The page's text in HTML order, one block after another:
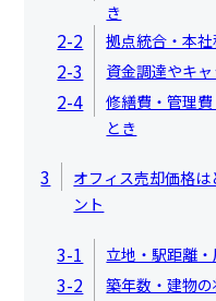
き
2-2 拠点統合・本
2-3 資金調達やキ
2-4
修繕費・管理
とき
3
オフィス売却価格
ント
3-1 立地・駅距離
3-2 築年数・建物